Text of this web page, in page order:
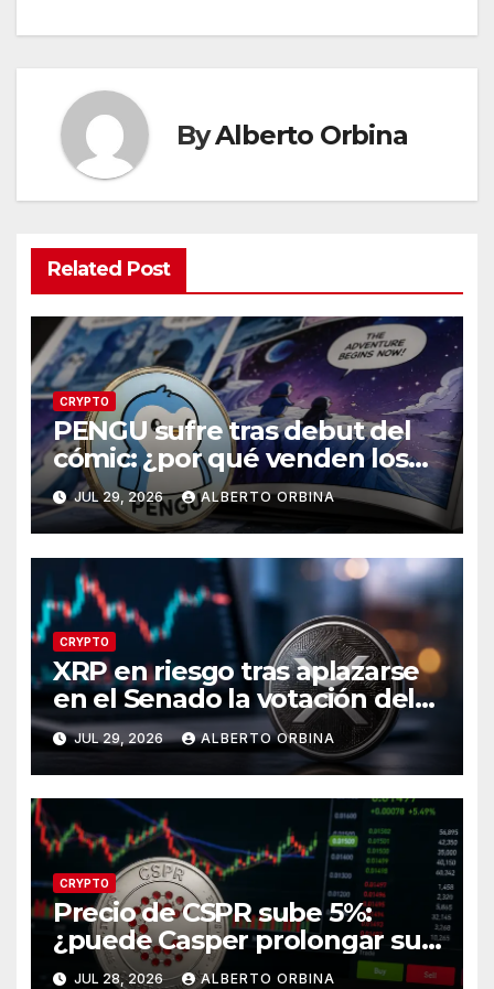
ByAlberto Orbina
Related Post
CRYPTO
PENGU sufre tras debut del
cómic: ¿por qué venden los
traders?
JUL 29, 2026 ALBERTO ORBINA
CRYPTO
XRP en riesgo tras aplazarse
en el Senado la votación del
CLARITY Act?
JUL 29, 2026 ALBERTO ORBINA
CRYPTO
Precio de CSPR sube 5%:
¿puede Casper prolongar su
recuperación?
JUL 28, 2026 ALBERTO ORBINA